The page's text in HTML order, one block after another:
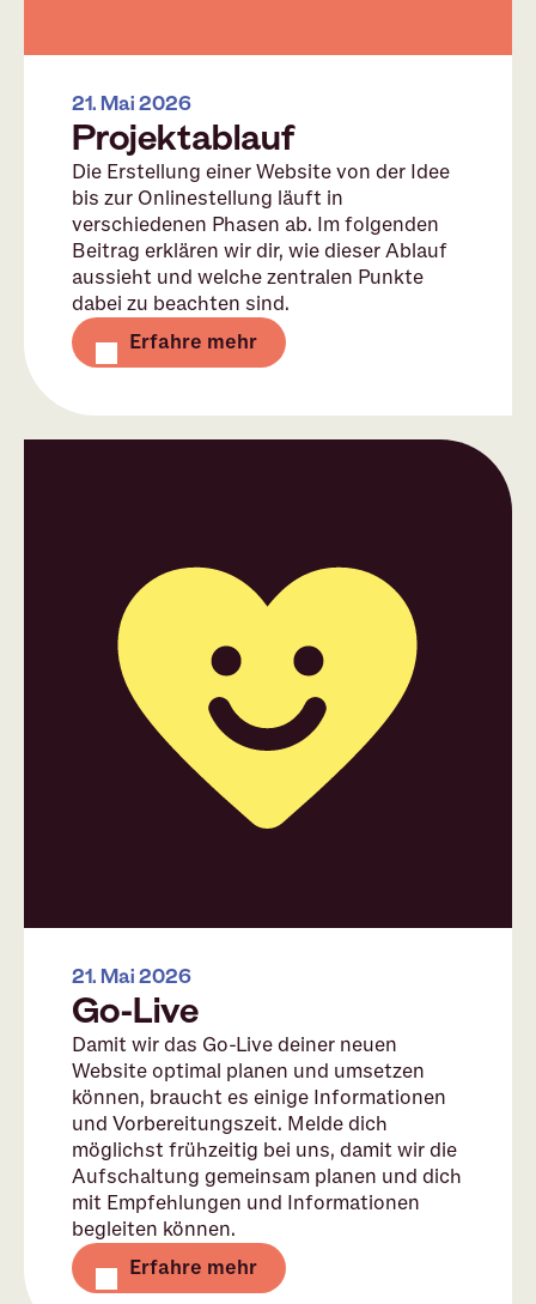
21. Mai 2026
Projektablauf
Die Erstellung einer Website von der Idee
bis zur Onlinestellung läuft in
verschiedenen Phasen ab. Im folgenden
Beitrag erklären wir dir, wie dieser Ablauf
aussieht und welche zentralen Punkte
dabei zu beachten sind.
Erfahre mehr
21. Mai 2026
Go-Live
Damit wir das Go-Live deiner neuen
Website optimal planen und umsetzen
können, braucht es einige Informationen
und Vorbereitungszeit. Melde dich
möglichst frühzeitig bei uns, damit wir die
Aufschaltung gemeinsam planen und dich
mit Empfehlungen und Informationen
begleiten können.
Erfahre mehr